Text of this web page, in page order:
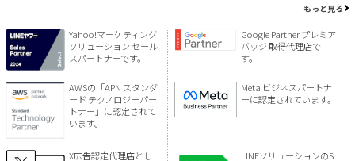
もっと見る
Yahoo!マーケティング
ソリューション セール
スパートナーです。
Google Partner プレミア
バッジ 取得代理店で
す。
AWSの「APN スタンダ
ード テクノロジーパー
トナー」に認定されて
います。
Meta ビジネスパートナ
ーに認定されています。
X広告認定代理店とし
LINEソリューションのS